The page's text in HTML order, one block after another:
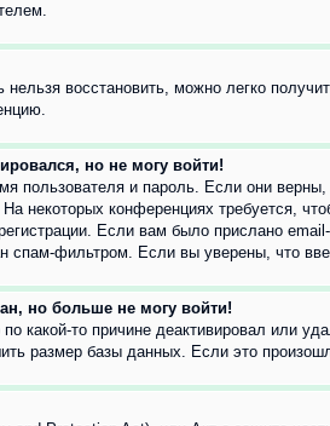
нельзя восстановить, можно легко
но не могу войти!
пользователя и пароль. Если они
некоторых конференциях требуется,
Если вам было прислано
спам-фильтром. Если вы уверены, что
но больше не могу войти!
какой-то причине деактивировал или
размер базы данных. Если это